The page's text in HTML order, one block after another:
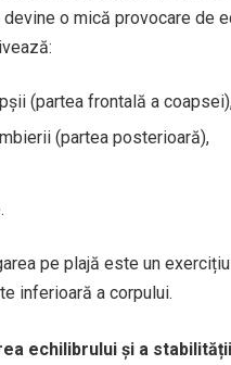
devine o mică provocare de
(partea frontală a
(partea posterioară),
pe plajă este un
inferioară a corpului.
echilibrului și a stabilității